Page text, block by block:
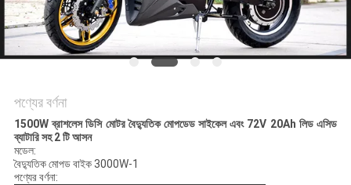
পণ্যের বর্ণনা
1500W ব্রাশলেস ডিসি মোটর বৈদ্যুতিক মোপডেড সাইকেল এবং 72V 20Ah লিড এসিড
ব্যাটারি সহ 2 টি আসন
মডেল:
বৈদ্যুতিক মোপড বাইক 3000W-1
পণ্যের বর্ণনা: